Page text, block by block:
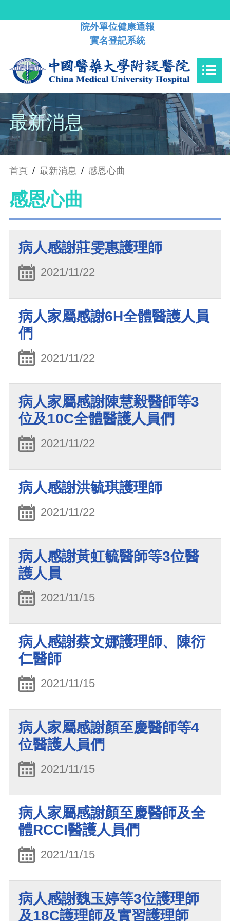
院外單位健康通報
實名登記系統
最新消息
首頁 / 最新消息 / 感恩心曲
感恩心曲
病人感謝莊雯惠護理師
2021/11/22
病人家屬感謝6H全體醫護人員
們
2021/11/22
病人家屬感謝陳慧毅醫師等3
位及10C全體醫護人員們
2021/11/22
病人感謝洪毓琪護理師
2021/11/22
病人感謝黃虹毓醫師等3位醫
護人員
2021/11/15
病人感謝蔡文娜護理師、陳衍
仁醫師
2021/11/15
病人家屬感謝顏至慶醫師等4
位醫護人員們
2021/11/15
病人家屬感謝顏至慶醫師及全
體RCCI醫護人員們
2021/11/15
病人感謝魏玉婷等3位護理師
及18C護理師及實習護理師